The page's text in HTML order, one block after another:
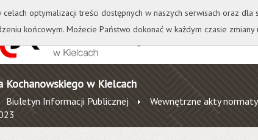
Biblioteka Wydawnictwo Wirtualna Uczelnia A
Kochanowskiego w Kielcach
Biuletyn Informacji Publicznej Wewnętrzne akty
optymalizacji treści dostępnych w naszych serwisach oraz
końcowym. Możecie Państwo dokonać w każdym czasie